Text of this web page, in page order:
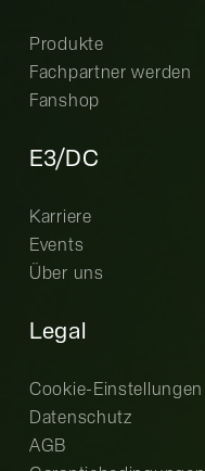
Produkte
Fachpartner werden
Fanshop
E3/DC
Karriere
Events
Über uns
Legal
Cookie-Einstellungen
Datenschutz
AGB